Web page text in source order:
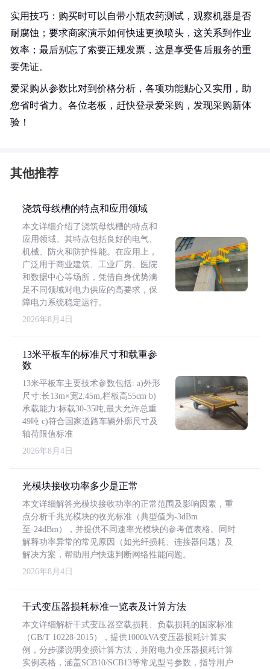
实用技巧：购买时可以自带小瓶农药测试，观察机器是否
耐腐蚀；要求商家演示如何快速更换喷头，这关系到作业
效率；最后别忘了索要正规发票，这是享受售后服务的重
要凭证。
爱采购从参数比对到价格分析，各项功能贴心又实用，助
您省时省力。各位老板，赶快登录爱采购，发现采购新体
验！
其他推荐
浇筑母线槽的特点和应用领域
本文详细介绍了浇筑母线槽的特点和
应用领域。其特点包括良好的电气、
机械、防火和防护性能。在应用上，
广泛用于商业建筑、工业厂房、医院
和数据中心等场所，凭借自身优势满
足不同领域对电力供应的高要求，保
障电力系统稳定运行。
2026年8月4日
13米平板车的标准尺寸和载重参
数
13米平板车主要技术参数包括: a)外形
尺寸:长13m×宽2.45m,栏板高55cm b)
承载能力:标载30-35吨,最大允许总重
49吨 c)符合国家道路车辆外廓尺寸及
轴荷限值标准
2026年8月4日
光模块接收功率多少是正常
本文详细解答光模块接收功率的正常范围及影响因素，重
点分析千兆光模块的收光标准（典型值为-3dBm
至-24dBm），并提供不同速率光模块的参考值表格。同时
解释功率异常的常见原因（如光纤损耗、连接器问题）及
解决方案，帮助用户快速判断网络性能问题。
2026年8月4日
干式变压器损耗标准一览表及计算方法
本文详细解析干式变压器空载损耗、负载损耗的国家标准
（GB/T 10228-2015），提供1000kVA变压器损耗计算实
例，分步骤说明变损计算方法，并附电力变压器损耗计算
实例表格，涵盖SCB10/SCB13等常见型号参数，指导用户